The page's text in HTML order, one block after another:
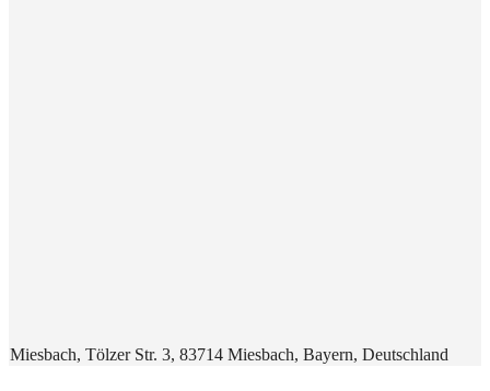
Miesbach, Tölzer Str. 3, 83714 Miesbach, Bayern, Deutschland